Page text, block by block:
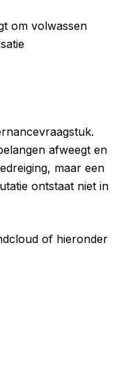
om volwassen
afweegt en
maar een
ontstaat niet in
of hieronder